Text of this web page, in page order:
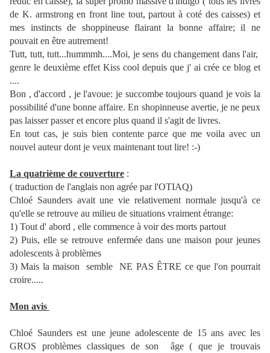
de K. armstrong en front line tout, partout à coté des caisses) et
mes instincts de shoppineuse flairant la bonne affaire; il ne
pouvait en être autrement!
Tutt, tutt, tutt...hummmh....Moi, je sens du changement dans l'air,
genre le deuxième effet Kiss cool depuis que j' ai crée ce blog et
....
Bon , d'accord , je l'avoue: je succombe toujours quand je vois la
possibilité d'une bonne affaire. En shopinneuse avertie, je ne peux
pas laisser passer et encore plus quand il s'agit de livres.
En tout cas, je suis bien contente parce que me voila avec un
nouvel auteur dont je veux maintenant tout lire! :-)
La quatrième de couverture :
( traduction de l'anglais non agrée par l'OTIAQ)
Chloé Saunders avait une vie relativement normale jusqu'à ce
qu'elle se retrouve au milieu de situations vraiment étrange:
1) Tout d' abord , elle commence à voir des morts partout
2) Puis, elle se retrouve enfermée dans une maison pour jeunes
adolescents à problèmes
3) Mais la maison semble NE PAS ÊTRE ce que l'on pourrait
croire.....
Mon avis
Chloé Saunders est une jeune adolescente de 15 ans avec les
GROS problèmes classiques de son âge ( que je trouvais